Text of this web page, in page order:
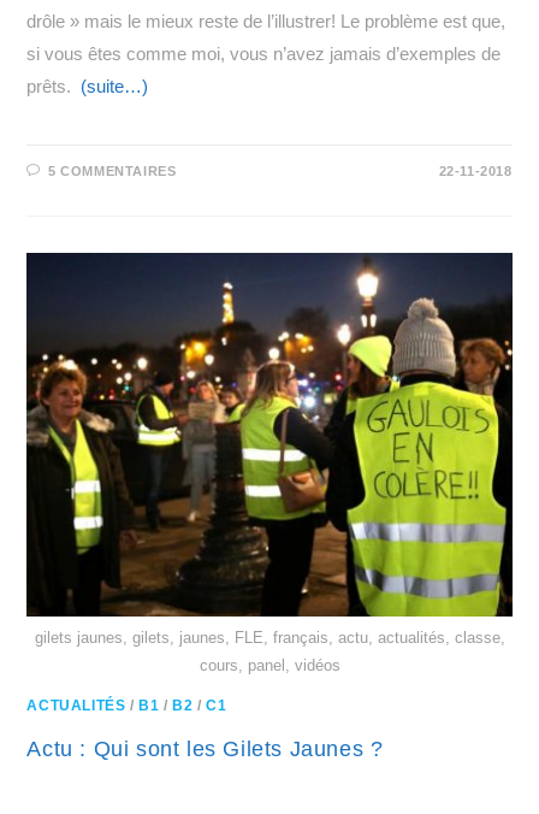
drôle » mais le mieux reste de l’illustrer! Le problème est que,
si vous êtes comme moi, vous n’avez jamais d’exemples de
prêts. (suite…)
5 COMMENTAIRES 22-11-2018
gilets jaunes, gilets, jaunes, FLE, français, actu, actualités, classe,
cours, panel, vidéos
ACTUALITÉS / B1 / B2 /C1
Actu : Qui sont les Gilets Jaunes ?